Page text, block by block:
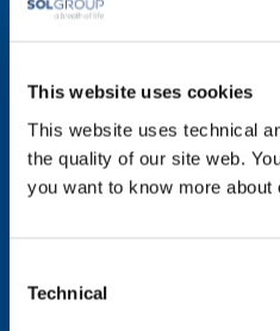
This website uses cookies
This website uses technical
the quality of our site web.
you want to know more
Selection
Technical
Chimie & Pharma
Gaz Spéciaux
GNL - Gaz Naturel Liquéfié
SOL pour la Santé
Systèmes de distribution des gaz